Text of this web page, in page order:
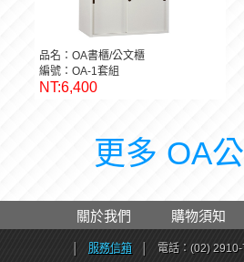
品名：OA書櫃/公文櫃
編號：OA-1套組
NT:6,400
更多 OA
關於我們 購物須知
服務信箱 電話：(02)